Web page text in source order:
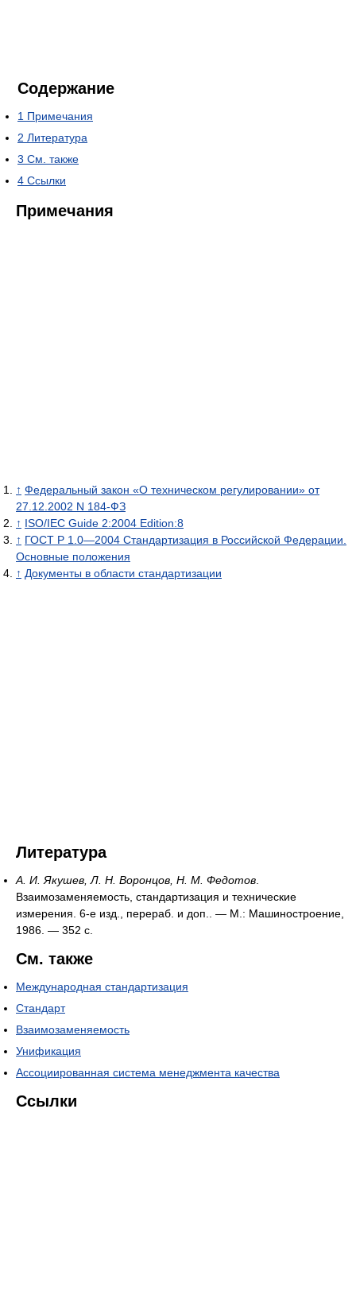
Содержание
1 Примечания
2 Литература
3 См. также
4 Ссылки
Примечания
↑ Федеральный закон «О техническом регулировании» от
27.12.2002 N 184-ФЗ
↑ ISO/IEC Guide 2:2004 Edition:8
↑ ГОСТ Р 1.0—2004 Стандартизация в Российской Федерации.
Основные положения
↑ Документы в области стандартизации
Литература
А. И. Якушев, Л. Н. Воронцов, Н. М. Федотов.
Взаимозаменяемость, стандартизация и технические
измерения. 6-е изд., перераб. и доп.. — М.: Машиностроение,
1986. — 352 с.
См. также
Международная стандартизация
Стандарт
Взаимозаменяемость
Унификация
Ассоциированная система менеджмента качества
Ссылки